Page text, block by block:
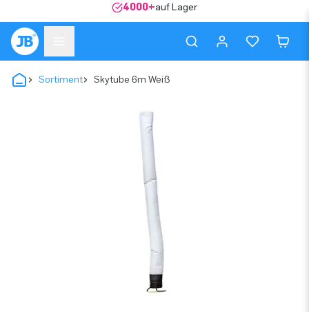
4000+auf Lager
Sortiment Skytube 6m Weiß